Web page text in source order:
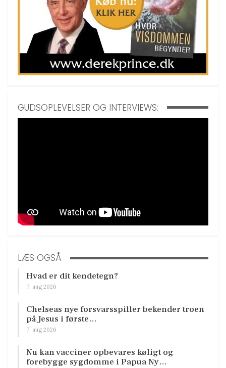
GUDSOPLEVELSER OG INTERVIEWS:
LÆS OGSÅ
Hvad er dit kendetegn?
7. aug 2026
Chelseas nye forsvarsspiller bekender troen
på Jesus i første…
7. aug 2026
Nu kan vacciner opbevares køligt og
forebygge sygdomme i Papua Ny…